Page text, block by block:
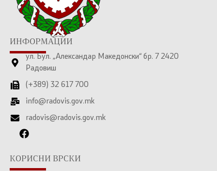
ИНФОРМАЦИИ
ул. Бул. „Александар Македонски“ бр. 7 2420
Радовиш
(+389) 32 617 700
info@radovis.gov.mk
radovis@radovis.gov.mk
КОРИСНИ ВРСКИ